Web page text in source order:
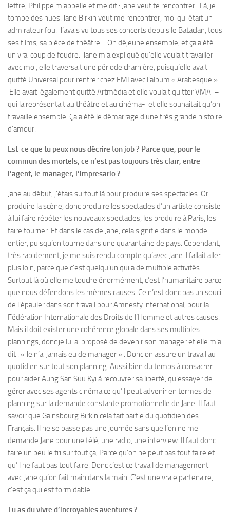
lettre, Philippe m’appelle et me dit : Jane veut te rencontrer. Là, je
tombe des nues. Jane Birkin veut me rencontrer, moi qui était un
admirateur fou. J’avais vu tous ses concerts depuis le Bataclan, tous
ses films, sa pièce de théâtre… On déjeune ensemble, et ça a été
un vrai coup de foudre. Jane m’a expliqué qu’elle voulait travailler
avec moi, elle traversait une période charnière, puisqu’elle avait
quitté Universal pour rentrer chez EMI avec l’album « Arabesque ».
Elle avait également quitté Artmédia et elle voulait quitter VMA –
qui la représentait au théâtre et au cinéma- et elle souhaitait qu’on
travaille ensemble. Ça a été le démarrage d’une très grande histoire
d’amour.
Est-ce que tu peux nous décrire ton job ? Parce que, pour le
commun des mortels, ce n’est pas toujours très clair, entre
l’agent, le manager, l’impresario ?
Jane au début, j’étais surtout là pour produire ses spectacles. Or
produire la scène, donc produire les spectacles d’un artiste consiste
à lui faire répéter les nouveaux spectacles, les produire à Paris, les
faire tourner. Et dans le cas de Jane, cela signifie dans le monde
entier, puisqu’on tourne dans une quarantaine de pays. Cependant,
très rapidement, je me suis rendu compte qu’avec Jane il fallait aller
plus loin, parce que c’est quelqu’un qui a de multiple activités.
Surtout là où elle me touche énormément, c’est l’humanitaire parce
que nous défendons les mêmes causes. Ce n’est donc pas un souci
de l’épauler dans son travail pour Amnesty international, pour la
Fédération Internationale des Droits de l’Homme et autres causes.
Mais il doit exister une cohérence globale dans ses multiples
plannings, donc je lui ai proposé de devenir son manager et elle m’a
dit : « Je n’ai jamais eu de manager » . Donc on assure un travail au
quotidien sur tout son planning. Aussi bien du temps à consacrer
pour aider Aung San Suu Kyi à recouvrer sa liberté, qu’essayer de
gérer avec ses agents cinéma ce qu’il peut advenir en termes de
planning sur la demande constante promotionnelle de Jane. Il faut
savoir que Gainsbourg Birkin cela fait partie du quotidien des
Français. Il ne se passe pas une journée sans que l’on ne me
demande Jane pour une télé, une radio, une interview. Il faut donc
faire un peu le tri sur tout ça, Parce qu’on ne peut pas tout faire et
qu’il ne faut pas tout faire. Donc c’est ce travail de management
avec Jane qu’on fait main dans la main. C’est une vraie partenaire,
c’est ça qui est formidable
Tu as du vivre d’incroyables aventures ?